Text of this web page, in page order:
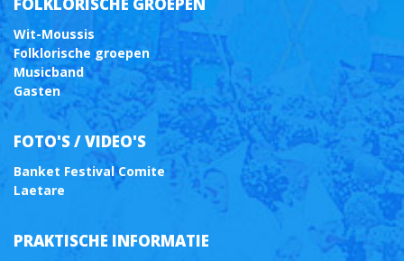
FOLKLORISCHE GROEPEN
Wit-Moussis
Folklorische groepen
Musicband
Gasten
FOTO'S / VIDEO'S
Banket Festival Comite
Laetare
PRAKTISCHE INFORMATIE